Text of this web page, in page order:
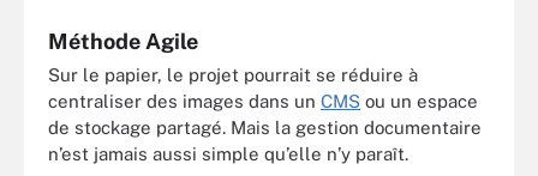
Méthode Agile
Sur le papier, le projet pourrait se réduire à
centraliser des images dans un CMS ou un espace
de stockage partagé. Mais la gestion documentaire
n’est jamais aussi simple qu’elle n’y paraît.